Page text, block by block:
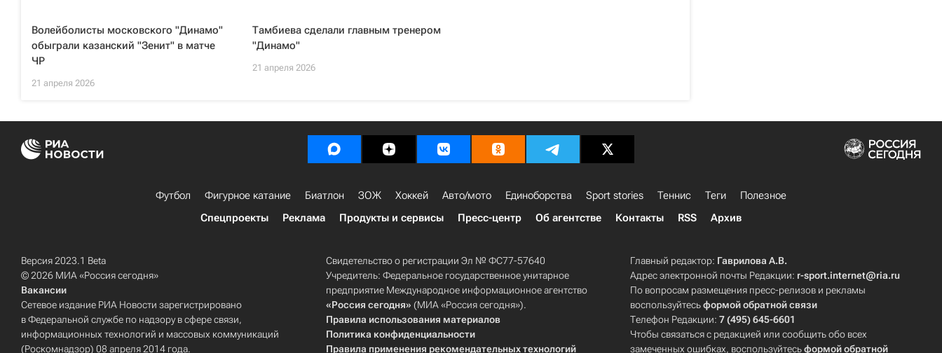
Волейболисты московского "Динамо"
обыграли казанский "Зенит" в матче
ЧР
21 апреля 2026
Тамбиева сделали главным тренером
"Динамо"
21 апреля 2026
Футбол Фигурное катание Биатлон ЗОЖ Хоккей Авто/мото Единоборства Sport stories Теннис Теги
Полезное
Спецпроекты
Реклама Продукты и сервисы Пресс-центр Об агентстве Контакты RSS Архив
Версия 2023.1 Beta
© 2026 МИА «Россия сегодня»
Вакансии
Сетевое издание РИА Новости зарегистрировано
в Федеральной службе по надзору в сфере связи,
информационных технологий и массовых коммуникаций
(Роскомнадзор) 08 апреля 2014 года.
Свидетельство о регистрации Эл № ФС77-57640
Учредитель: Федеральное государственное унитарное
предприятие Международное информационное агентство
«Россия сегодня» (МИА «Россия сегодня»).
Правила использования материалов
Политика конфиденциальности
Правила применения рекомендательных технологий
Главный редактор: Гаврилова А.В.
Адрес электронной почты Редакции: r-sport.internet@ria.ru
По вопросам размещения пресс-релизов и рекламы
воспользуйтесьформой обратной связи
Телефон Редакции:7 (495) 645-6601
Чтобы связаться с редакцией или сообщить обо всех
замеченных ошибках, воспользуйтесьформой обратной